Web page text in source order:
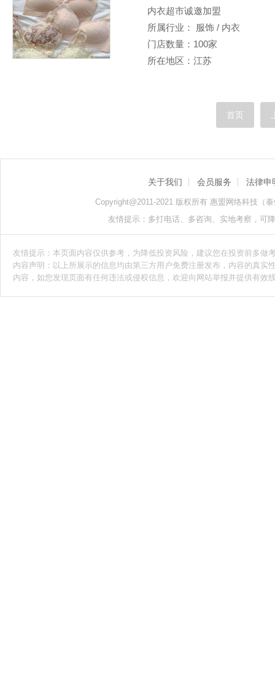
内衣超市诚邀加盟
所属行业： 服饰 / 内衣
门店数量：100家
所在地区：江苏
首页
关于我们 会员服务 法律申
Copyright@2011-2021 版权所有 惠盟网络科技（
友情提示：多打电话、多咨询、实地考察，可
友情提示：本页面内容仅供参考，为降低投资风险，建议您在投资前多
内容声明：以上所展示的信息均由第三方用户免费注册发布，内容的真
内容，如您发现页面有任何违法或侵权信息，欢迎向网站举报并提供有效